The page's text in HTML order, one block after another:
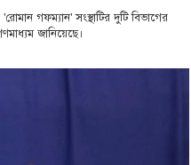
গফম্যান' সংস্থাটির দুটি বিভাগের
জানিয়েছে।